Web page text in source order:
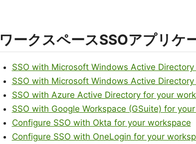
ワークスペースSSOアプリケ
SSO with Microsoft Windows Active
SSO with Microsoft Windows Active
SSO with Azure Active Directory for your
SSO with Google Workspace (GSuite) for
Configure SSO with Okta for your workspace
Configure SSO with OneLogin for your